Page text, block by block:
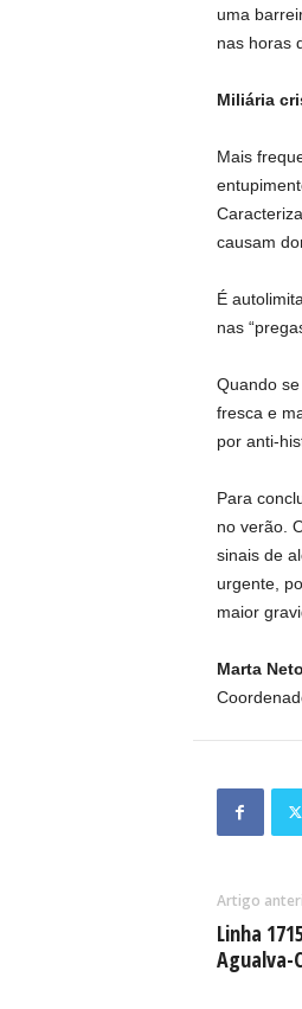
uma
nas horas
Miliária
Mais
causam
É
nas
Quando
fresca e
por anti-
Para
no verão.
sinais de
urgente,
maior
Marta Neto
Artigo
Linha
Agualva-